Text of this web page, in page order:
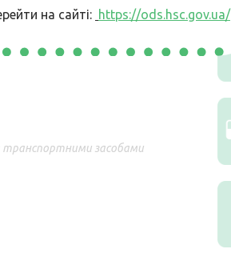
ГСЦ МВС в
транспортними засобами
на сайті: https://ods.hsc.gov.ua/